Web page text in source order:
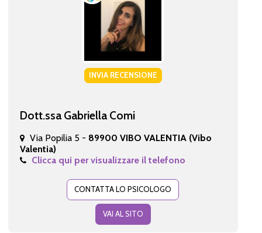
INVIA RECENSIONE
Dott.ssa Gabriella Comi
Via Popilia 5 - 89900 VIBO VALENTIA (Vibo
Valentia)
Clicca qui per visualizzare il telefono
CONTATTA LO PSICOLOGO
VAI AL SITO